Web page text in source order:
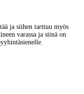
ja siihen tarttuu myös
varassa ja siinä on